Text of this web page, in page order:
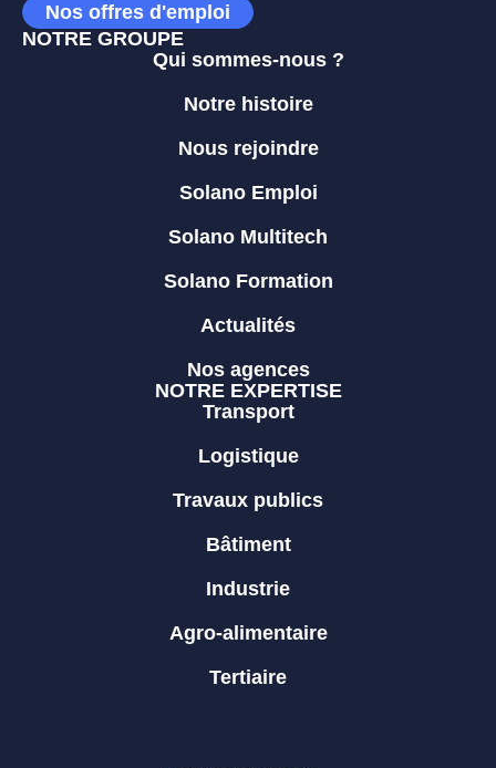
Nos offres d'emploi
NOTRE GROUPE
Qui sommes-nous ?
Notre histoire
Nous rejoindre
Solano Emploi
Solano Multitech
Solano Formation
Actualités
Nos agences
NOTRE EXPERTISE
Transport
Logistique
Travaux publics
Bâtiment
Industrie
Agro-alimentaire
Tertiaire